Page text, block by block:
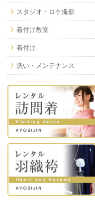
スタジオ・ロケ撮影
着付け教室
着付け
洗い・メンテナンス